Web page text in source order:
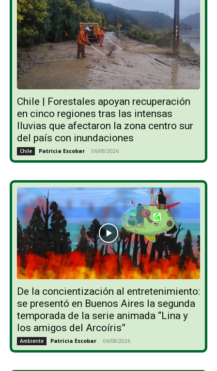
Chile | Forestales apoyan recuperación
en cinco regiones tras las intensas
lluvias que afectaron la zona centro sur
del país con inundaciones
Chile Patricia Escobar - 06/08/2026
De la concientización al entretenimiento:
se presentó en Buenos Aires la segunda
temporada de la serie animada “Lina y
los amigos del Arcoíris”
Ambiente Patricia Escobar - 06/08/2026